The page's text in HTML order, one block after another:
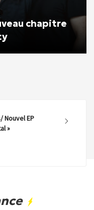
chapitre
Nouvel EP
»